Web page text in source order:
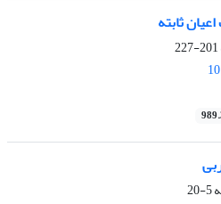
ثابته
201-227
5-20